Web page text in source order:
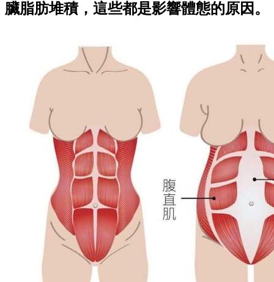
臟脂肪堆積，這些都是影響體態的原因。